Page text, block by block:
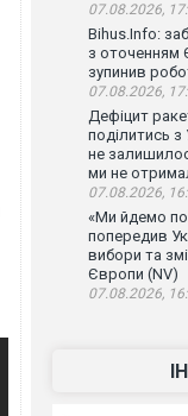
07.08.2026,
Bihus.Info:
з оточенням
зупинив
07.08.2026,
Дефіцит
поділитись
не
ми не
07.08.2026,
«Ми йдемо по
попередив
вибори та
Європи (NV)
07.08.2026,